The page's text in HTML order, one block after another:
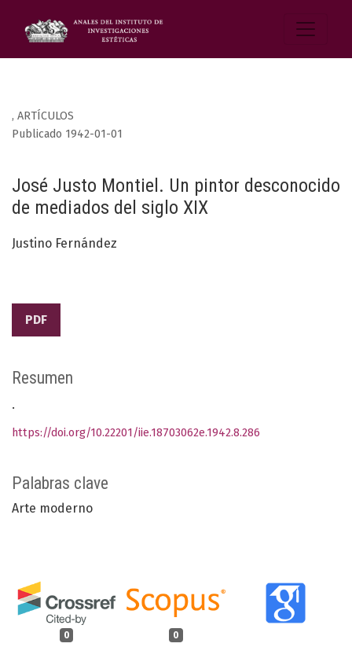
, ARTÍCULOS
José Justo Montiel. Un pintor desconocido
de mediados del siglo XIX
Publicado 1942-01-01
Justino Fernández
PDF
Palabras clave
Arte moderno
0 0
Resumen
.
https://doi.org/10.22201/iie.18703062e.1942.8.286